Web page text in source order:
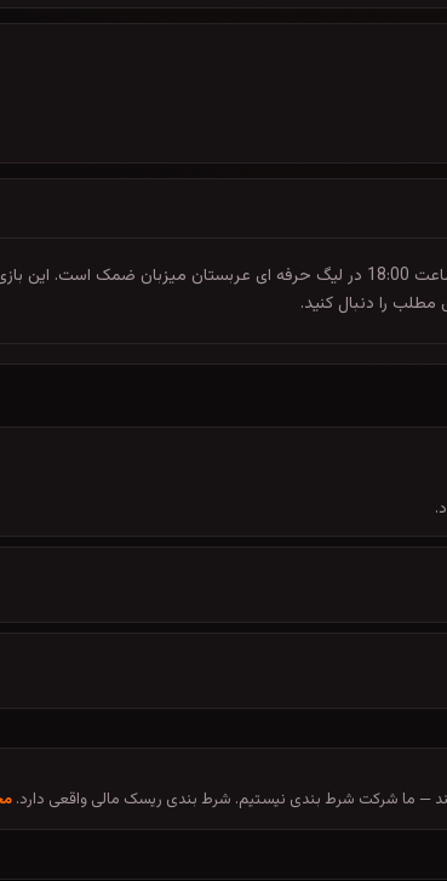
النصر در پنج شنبه، 31 اردیبهشت 1405 ساعت 18:00 در لیگ حرفه ای
را دنبال کنید.
— ما شرکت شرط بندی نیستیم. شرط بندی ریسک مالی واقعی دارد.